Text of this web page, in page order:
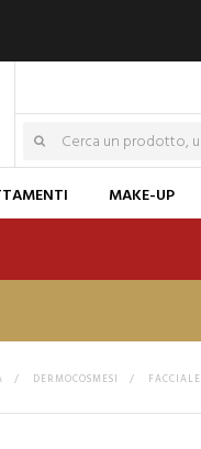
MAKE-UP
> DERMOCOSMESI > FACCIALE